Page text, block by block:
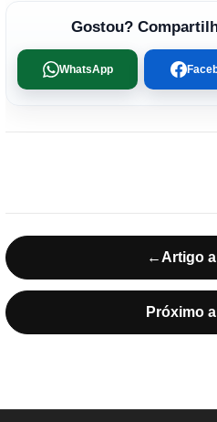
Gostou?
WhatsApp
← Artigo
Próximo